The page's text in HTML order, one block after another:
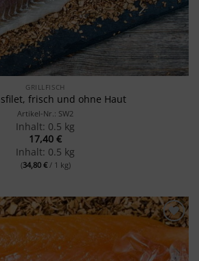
GRILLFISCH
frisch und ohne Haut
Artikel-Nr.: SW2
Inhalt: 0.5 kg
17,40 €
Inhalt: 0.5 kg
(34,80 €/ 1 kg)
Merken